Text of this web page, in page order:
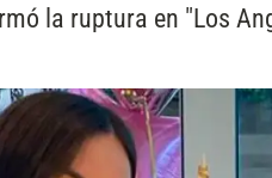
la ruptura en "Los